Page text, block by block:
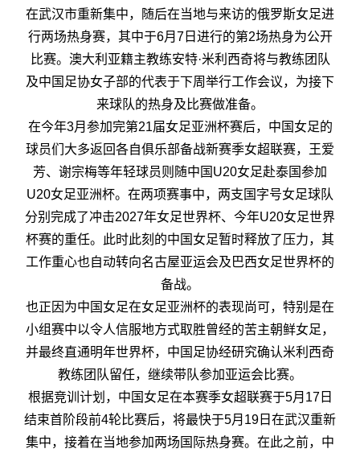
在武汉市重新集中，随后在当地与来访的俄罗斯女足进
行两场热身赛，其中于6月7日进行的第2场热身为公开
比赛。澳大利亚籍主教练安特·米利西奇将与教练团队
及中国足协女子部的代表于下周举行工作会议，为接下
来球队的热身及比赛做准备。
在今年3月参加完第21届女足亚洲杯赛后，中国女足的
球员们大多返回各自俱乐部备战新赛季女超联赛，王爱
芳、谢宗梅等年轻球员则随中国U20女足赴泰国参加
U20女足亚洲杯。在两项赛事中，两支国字号女足球队
分别完成了冲击2027年女足世界杯、今年U20女足世界
杯赛的重任。此时此刻的中国女足暂时释放了压力，其
工作重心也自动转向名古屋亚运会及巴西女足世界杯的
备战。
也正因为中国女足在女足亚洲杯的表现尚可，特别是在
小组赛中以令人信服地方式取胜曾经的苦主朝鲜女足，
并最终直通明年世界杯，中国足协经研究确认米利西奇
教练团队留任，继续带队参加亚运会比赛。
根据竞训计划，中国女足在本赛季女超联赛于5月17日
结束首阶段前4轮比赛后，将最快于5月19日在武汉重新
集中，接着在当地参加两场国际热身赛。在此之前，中